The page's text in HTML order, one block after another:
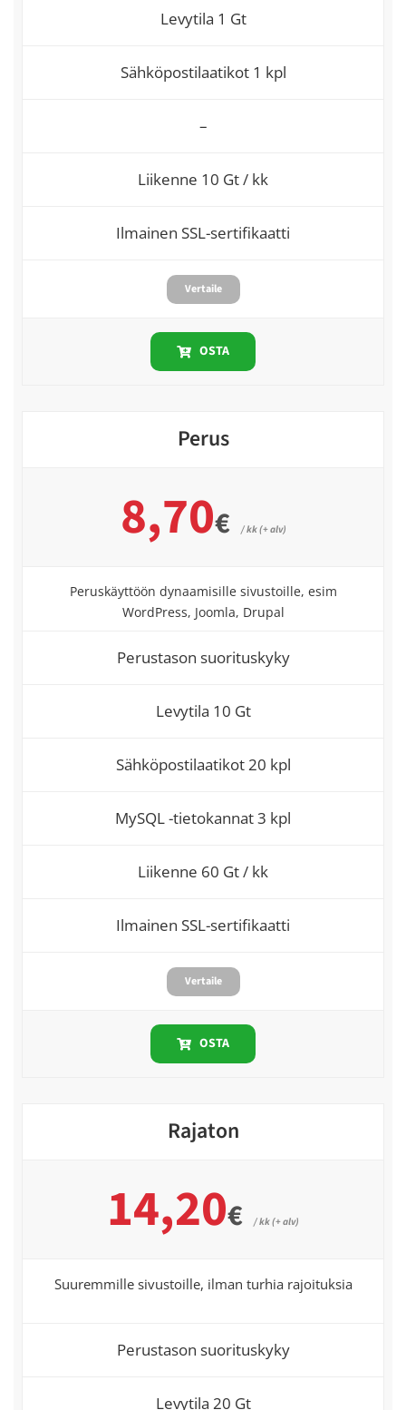
Levytila 1 Gt
Sähköpostilaatikot 1 kpl
–
Liikenne 10 Gt / kk
Ilmainen SSL-sertifikaatti
Vertaile
OSTA
Perus
8,70€ / kk (+ alv)
Peruskäyttöön dynaamisille sivustoille, esim
WordPress, Joomla, Drupal
Perustason suorituskyky
Levytila 10 Gt
Sähköpostilaatikot 20 kpl
MySQL -tietokannat 3 kpl
Liikenne 60 Gt / kk
Ilmainen SSL-sertifikaatti
Vertaile
OSTA
Rajaton
14,20€ / kk (+ alv)
Suuremmille sivustoille, ilman turhia rajoituksia
Perustason suorituskyky
Levytila 20 Gt